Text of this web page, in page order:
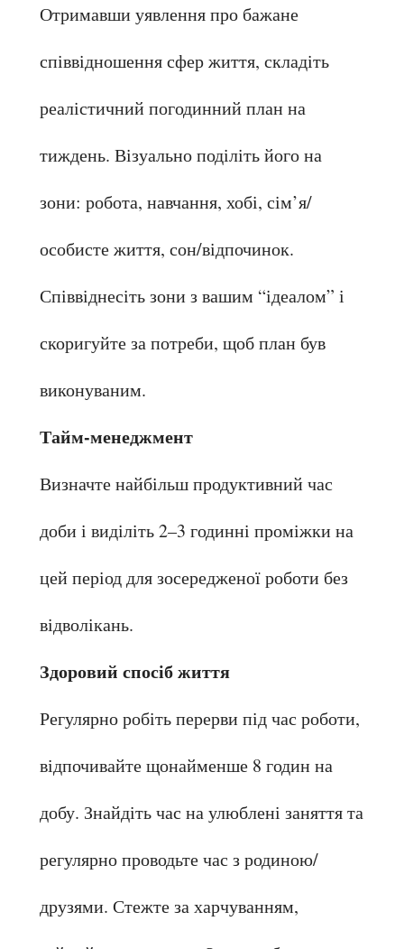
Отримавши уявлення про бажане
співвідношення сфер життя, складіть
реалістичний погодинний план на
тиждень. Візуально поділіть його на
зони: робота, навчання, хобі, сім’я/
особисте життя, сон/відпочинок.
Співвіднесіть зони з вашим “ідеалом” і
скоригуйте за потреби, щоб план був
виконуваним.
Тайм-менеджмент
Визначте найбільш продуктивний час
доби і виділіть 2–3 годинні проміжки на
цей період для зосередженої роботи без
відволікань.
Здоровий спосіб життя
Регулярно робіть перерви під час роботи,
відпочивайте щонайменше 8 годин на
добу. Знайдіть час на улюблені заняття та
регулярно проводьте час з родиною/
друзями. Стежте за харчуванням,